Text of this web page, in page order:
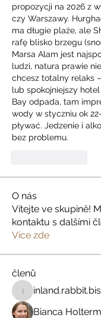
propozycji na 2026 z
czy Warszawy.
ma długie plaże, ale
rafę blisko brzegu
Marsa Alam jest
ludzi, natura prawie
chcesz totalny relaks
lub spokojniejszy
Bay odpada, tam
wody w styczniu ok
pływać. Jedzenie i
bez problemu.
O nás
Vítejte ve skupině!
kontaktu s dalšími
Více zde
členů
inland.rabbit.bisx
Bianca